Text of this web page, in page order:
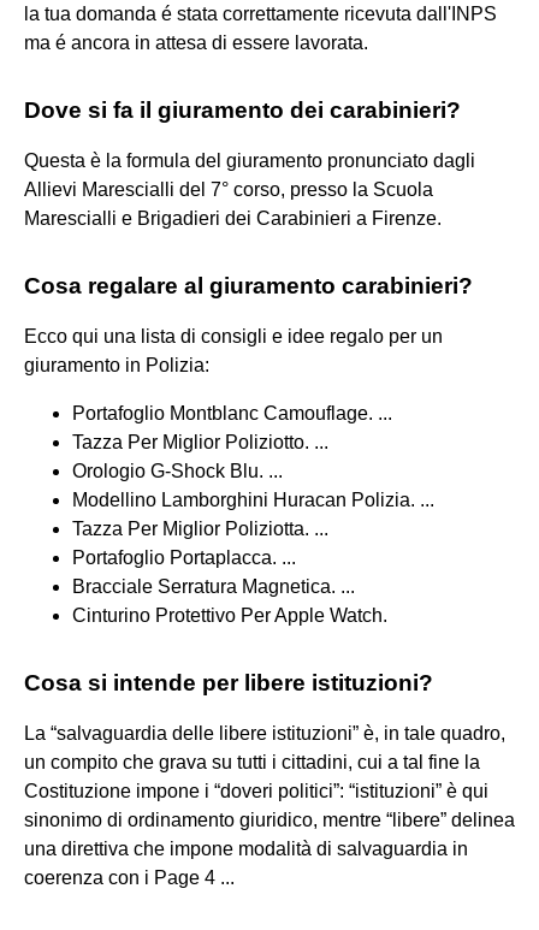
la tua domanda é stata correttamente ricevuta dall'INPS
ma é ancora in attesa di essere lavorata.
Dove si fa il giuramento dei carabinieri?
Questa è la formula del giuramento pronunciato dagli
Allievi Marescialli del 7° corso, presso la Scuola
Marescialli e Brigadieri dei Carabinieri a Firenze.
Cosa regalare al giuramento carabinieri?
Ecco qui una lista di consigli e idee regalo per un
giuramento in Polizia:
Portafoglio Montblanc Camouflage. ...
Tazza Per Miglior Poliziotto. ...
Orologio G-Shock Blu. ...
Modellino Lamborghini Huracan Polizia. ...
Tazza Per Miglior Poliziotta. ...
Portafoglio Portaplacca. ...
Bracciale Serratura Magnetica. ...
Cinturino Protettivo Per Apple Watch.
Cosa si intende per libere istituzioni?
La “salvaguardia delle libere istituzioni” è, in tale quadro,
un compito che grava su tutti i cittadini, cui a tal fine la
Costituzione impone i “doveri politici”: “istituzioni” è qui
sinonimo di ordinamento giuridico, mentre “libere” delinea
una direttiva che impone modalità di salvaguardia in
coerenza con i Page 4 ...